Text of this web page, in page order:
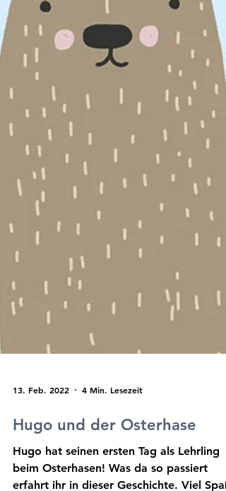
*Provisions-Links/
Affiliate-Links: Die mit
Sternchen (*)
gekennzeichneten
Links sind Affiliate-
Euch entstehen keine
Nachteile beim Preis
unterstützt damit mich
und meinen Blog.
Geschichten
Malen und Rätseln
Bücherkiste
Dies und Das
Adventskalender
Hugo und der Osterhase